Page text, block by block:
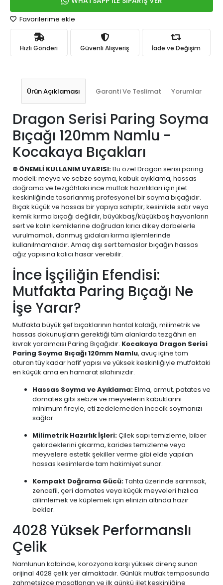
Favorilerime ekle
Hızlı Gönderi Güvenli Alışveriş İade ve Değişim
Ürün Açıklaması Garanti Ve Teslimat Yorumlar
Dragon Serisi Paring Soyma
Bıçağı 120mm Namlu -
Kocakaya Bıçakları
⛔ ÖNEMLİ KULLANIM UYARISI:Bu özel Dragon serisi paring
modeli; meyve ve sebze soyma, kabuk ayıklama, hassas
doğrama ve tezgâhtaki ince mutfak hazırlıkları için jilet
keskinliğinde tasarlanmış profesyonel bir soyma bıçağıdır.
Bıçak küçük ve hassas bir yapıya sahiptir; kesinlikle satır veya
kemik kırma bıçağı değildir, büyükbaş/küçükbaş hayvanların
sert ve kalın kemiklerine doğrudan kırıcı dikey darbelerle
vurulmamalı, donmuş gıdaları kırma işlemlerinde
kullanılmamalıdır. Amaç dışı sert temaslar bıçağın hassas
ağız yapısına kalıcı hasar verebilir.
İnce İşçiliğin Efendisi:
Mutfakta Paring Bıçağı Ne
İşe Yarar?
Mutfakta büyük şef bıçaklarının hantal kaldığı, milimetrik ve
hassas dokunuşların gerektiği tüm alanlarda tezgâhın en
kıvrak yardımcısı Paring Bıçağıdır. Kocakaya Dragon Serisi
Paring Soyma Bıçağı 120mm Namlu, avuç içine tam
oturan tüy kadar hafif yapısı ve yüksek keskinliğiyle mutfaktaki
en küçük ama en hamarat silahınızdır.
Hassas Soyma ve Ayıklama:Elma, armut, patates ve
domates gibi sebze ve meyvelerin kabuklarını
minimum fireyle, eti zedelemeden incecik soymanızı
sağlar.
Milimetrik Hazırlık İşleri:Çilek sapı temizleme, biber
çekirdeklerini çıkarma, karides temizleme veya
meyvelere estetik şekiller verme gibi elde yapılan
hassas kesimlerde tam hakimiyet sunar.
Kompakt Doğrama Gücü:Tahta üzerinde sarımsak,
zencefil, çeri domates veya küçük meyveleri hızlıca
dilimlemek ve küplemek için elinizin altında hazır
bekler.
4028 Yüksek Performanslı
Çelik
Namlunun kalbinde, korozyona karşı yüksek direnç sunan
orijinal 4028 çelik yer almaktadır. Günlük mutfak temposunda
zahmetsizce masatlanan ve ilk günkü jilet keskinliğine